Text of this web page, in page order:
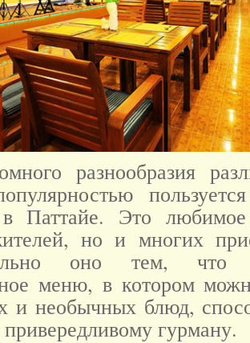
разнообразия
в Паттайе. Это
но и многих
оно тем, что
меню, в котором
и необычных блюд,
гурману.